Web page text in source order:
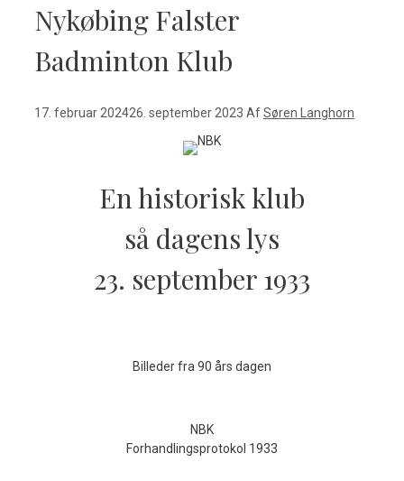
Nykøbing Falster
Badminton Klub
17. februar 202426. september 2023 AfSøren Langhorn
En historisk klub
så dagens lys
23. september 1933
Billeder fra 90 års dagen
NBK
Forhandlingsprotokol 1933